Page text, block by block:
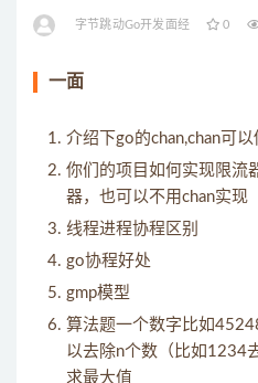
字节跳动Go开发面经 0
一面
介绍下go的chan,chan可以
你们的项目如何实现限流
器，也可以不用chan实现
线程进程协程区别
go协程好处
gmp模型
算法题一个数字比如
以去除n个数（比如1234
求最大值